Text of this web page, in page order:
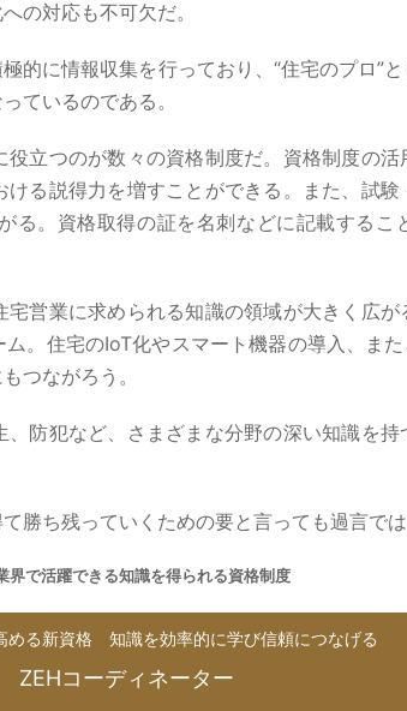
の対応も不可欠だ。
的に情報収集を行っており、“住宅のプロ”
ているのである。
立つのが数々の資格制度だ。資格制度の
る説得力を増すことができる。また、試
る。資格取得の証を名刺などに記載するこ
営業に求められる知識の領域が大きく広
。住宅のIoT化やスマート機器の導入、ま
つながろう。
防犯など、さまざまな分野の深い知識を持
勝ち残っていくための要と言っても過言では
界で活躍できる知識を得られる資格制度
める新資格 知識を効率的に学び信頼につなげる
ZEHコーディネーター